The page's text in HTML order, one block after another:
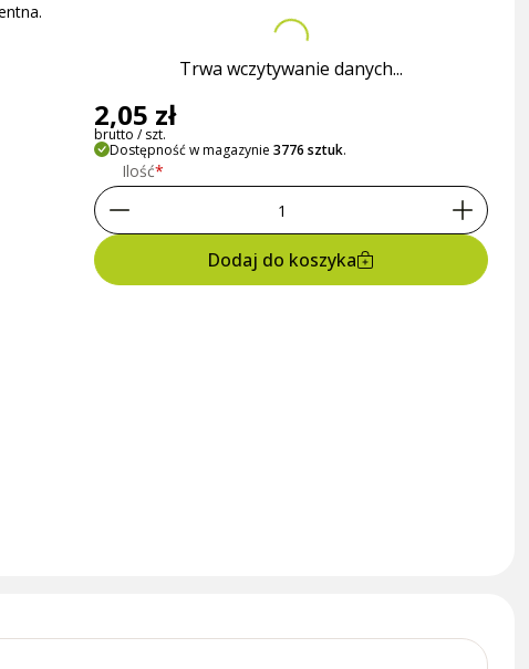
Trwa wczytywanie danych...
2,05 zł
brutto / szt.
Dostępność w magazynie3776 sztuk.
Ilość
Dodaj do koszyka